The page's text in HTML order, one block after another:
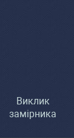
Виклик
замірника